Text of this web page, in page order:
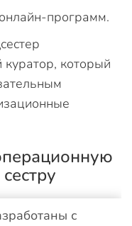
программ.
который
с